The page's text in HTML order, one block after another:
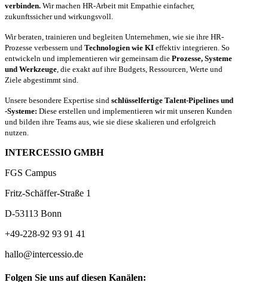
verbinden. Wir machen HR-Arbeit mit Empathie einfacher,
zukunftssicher und wirkungsvoll.
Wir beraten, trainieren und begleiten Unternehmen, wie sie ihre HR-
Prozesse verbessern und Technologien wie KI effektiv integrieren. So
entwickeln und implementieren wir gemeinsam die Prozesse, Systeme
und Werkzeuge , die exakt auf ihre Budgets, Ressourcen, Werte und
Ziele abgestimmt sind.
Unsere besondere Expertise sind schlüsselfertige Talent-Pipelines und
-Systeme: Diese erstellen und implementieren wir mit unseren Kunden
und bilden ihre Teams aus, wie sie diese skalieren und erfolgreich
nutzen.
INTERCESSIO GMBH
FGS Campus
Fritz-Schäffer-Straße 1
D-53113 Bonn
+49-228-92 93 91 41
hallo@intercessio.de
Folgen Sie uns auf diesen Kanälen: